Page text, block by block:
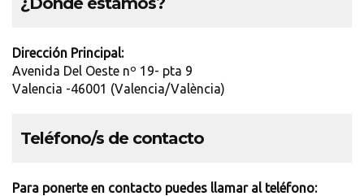
Dirección Principal:
Avenida Del Oeste nº 19- pta 9
Valencia -46001 (Valencia/València)
Teléfono/s de contacto
Para ponerte en contacto puedes llamar al teléfono: